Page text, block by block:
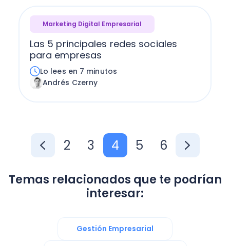
Marketing Digital Empresarial
Las 5 principales redes sociales
para empresas
Lo lees en 7 minutos
Andrés Czerny
2 3 4 5 6
Temas relacionados que te podrían
interesar:
Gestión Empresarial